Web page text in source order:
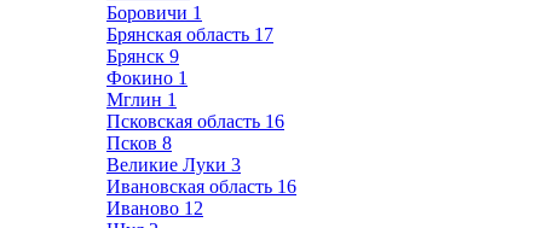
Боровичи 1
Брянская область 17
Брянск 9
Фокино 1
Мглин 1
Псковская область 16
Псков 8
Великие Луки 3
Ивановская область 16
Иваново 12